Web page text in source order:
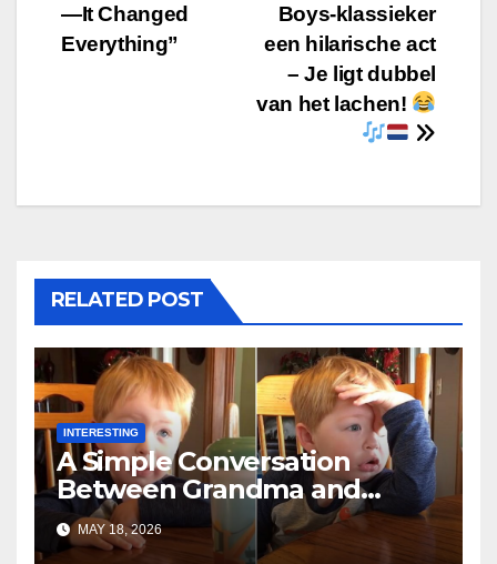
Boys-klassieker
een hilarische act
– Je ligt dubbel
van het lachen!
—It Changed
Everything”
RELATED POST
INTERESTING
A Simple Conversation
Between Grandma and
Toddler Is Going Vira
MAY 18, 2026